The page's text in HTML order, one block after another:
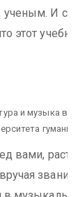
ученым. И
этот
и музыка в
вами,
звание